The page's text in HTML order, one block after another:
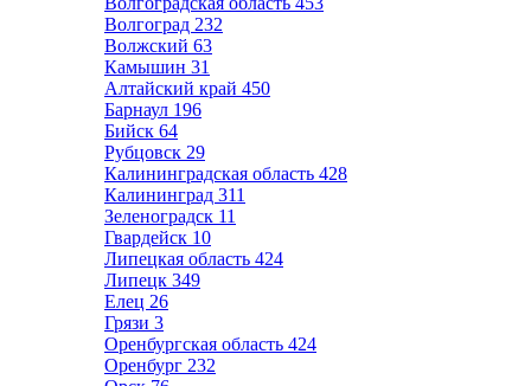
Волгоград 232
Волжский 63
Камышин 31
Алтайский край 450
Барнаул 196
Бийск 64
Рубцовск 29
Калининградская область 428
Калининград 311
Зеленоградск 11
Гвардейск 10
Липецкая область 424
Липецк 349
Елец 26
Грязи 3
Оренбургская область 424
Оренбург 232